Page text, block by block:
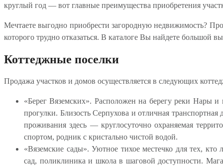
круглый год — вот главные преимущества приобретения
Мечтаете выгодно приобрести загородную недвижимость?
которого трудно отказаться. В каталоге Вы найдете большой
Коттеджные поселки
Продажа участков и домов осуществляется в следующих
«Берег Вяземских». Расположен на берегу реки Нары
прогулки. Близость Серпухова и отличная
проживания здесь — круглосуточно охраняемая
спортом, родник с кристально чистой водой.
«Вяземские сады». Уютное тихое местечко для тех,
сад, поликлиника и школа в шаговой доступности.